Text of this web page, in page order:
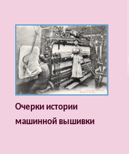
Очерки истории
машинной вышивки